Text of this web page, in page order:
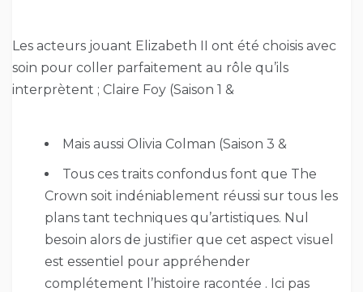
Les acteurs jouant Elizabeth II ont été choisis avec
soin pour coller parfaitement au rôle qu’ils
interprètent ; Claire Foy (Saison 1 &
Mais aussi Olivia Colman (Saison 3 &
Tous ces traits confondus font que The
Crown soit indéniablement réussi sur tous les
plans tant techniques qu’artistiques. Nul
besoin alors de justifier que cet aspect visuel
est essentiel pour appréhender
complétement l’histoire racontée . Ici pas